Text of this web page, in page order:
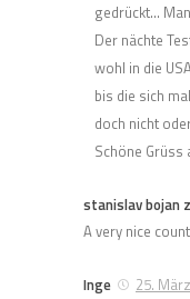
gedrückt…
Der nächte
wohl in die
bis die sich
doch nicht
Schöne Grüss
stanislav bojan
A very nice
Inge
25.